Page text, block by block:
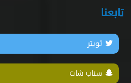
تابعنا
تويتر
سناب شات